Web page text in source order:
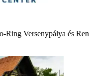
Ring Versenypálya és Ren